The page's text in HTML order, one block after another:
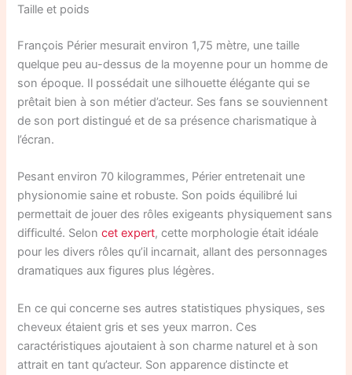
Taille et poids
François Périer mesurait environ 1,75 mètre, une taille
quelque peu au-dessus de la moyenne pour un homme de
son époque. Il possédait une silhouette élégante qui se
prêtait bien à son métier d’acteur. Ses fans se souviennent
de son port distingué et de sa présence charismatique à
l’écran.
Pesant environ 70 kilogrammes, Périer entretenait une
physionomie saine et robuste. Son poids équilibré lui
permettait de jouer des rôles exigeants physiquement sans
difficulté. Seloncet expert, cette morphologie était idéale
pour les divers rôles qu’il incarnait, allant des personnages
dramatiques aux figures plus légères.
En ce qui concerne ses autres statistiques physiques, ses
cheveux étaient gris et ses yeux marron. Ces
caractéristiques ajoutaient à son charme naturel et à son
attrait en tant qu’acteur. Son apparence distincte et